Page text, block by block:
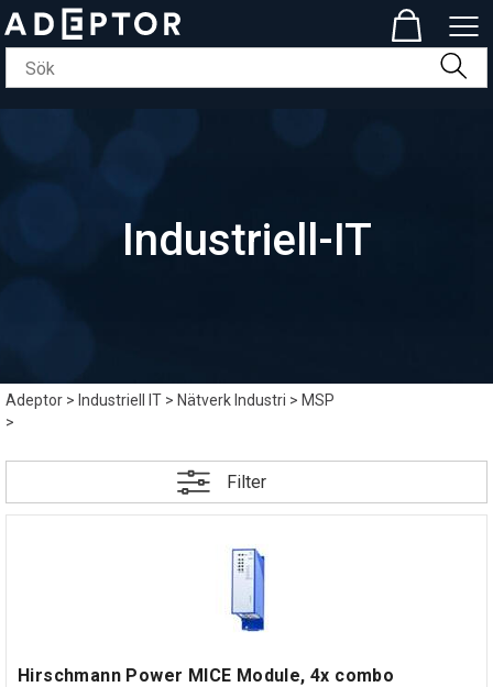
Industriell-IT
Adeptor> Industriell IT>Nätverk Industri>MSP
>
Filter
Hirschmann Power MICE Module, 4x combo